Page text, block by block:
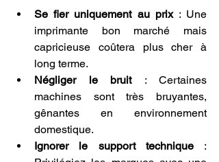
Se fier uniquement au prix : Une
imprimante bon marché mais
capricieuse coûtera plus cher à
long terme.
Négliger le bruit : Certaines
machines sont très bruyantes,
gênantes en environnement
domestique.
Ignorer le support technique :